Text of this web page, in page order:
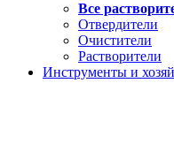
Все
Отвердители
Очистители
Растворители
Инструменты и